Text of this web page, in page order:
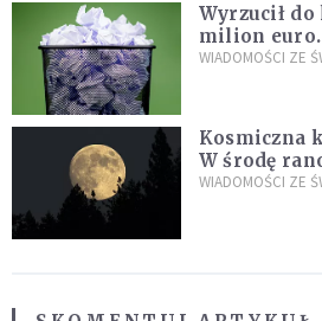
Wyrzucił
milion euro.
WIADOMOŚCI ZE
Kosmiczna
W środę
powierzchni
WIADOMOŚCI ZE